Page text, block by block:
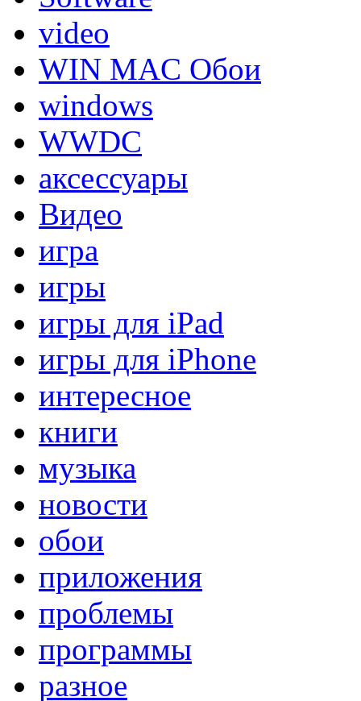
video
WIN MAC Обои
windows
WWDC
аксессуары
Видео
игра
игры
игры для iPad
игры для iPhone
интересное
книги
музыка
новости
обои
приложения
проблемы
программы
разное